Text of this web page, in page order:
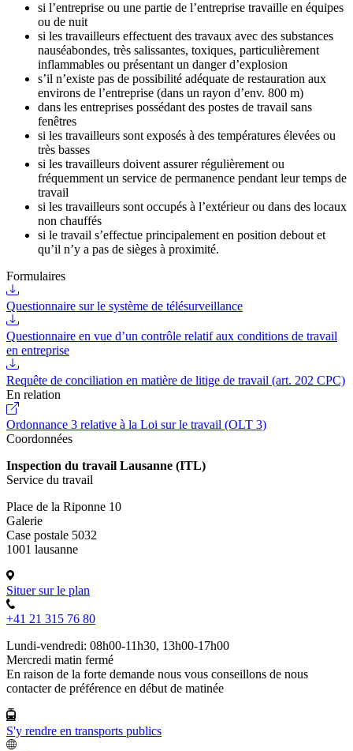
si l’entreprise ou une partie de l’entreprise travaille en équipes
ou de nuit
si les travailleurs effectuent des travaux avec des substances
nauséabondes, très salissantes, toxiques, particulièrement
inflammables ou présentant un danger d’explosion
s’il n’existe pas de possibilité adéquate de restauration aux
environs de l’entreprise (dans un rayon d’env. 800 m)
dans les entreprises possédant des postes de travail sans
fenêtres
si les travailleurs sont exposés à des températures élevées ou
très basses
si les travailleurs doivent assurer régulièrement ou
fréquemment un service de permanence pendant leur temps de
travail
si les travailleurs sont occupés à l’extérieur ou dans des locaux
non chauffés
si le travail s’effectue principalement en position debout et
qu’il n’y a pas de sièges à proximité.
Formulaires
Questionnaire sur le système de télésurveillance
Questionnaire en vue d’un contrôle relatif aux conditions de travail
en entreprise
Requête de conciliation en matière de litige de travail (art. 202 CPC)
En relation
Ordonnance 3 relative à la Loi sur le travail (OLT 3)
Coordonnées
Inspection du travail Lausanne (ITL)
Service du travail
Place de la Riponne 10
Galerie
Case postale 5032
1001 lausanne
Situer sur le plan
+41 21 315 76 80
Lundi-vendredi: 08h00-11h30, 13h00-17h00
Mercredi matin fermé
En raison de la forte demande nous vous conseillons de nous
contacter de préférence en début de matinée
S'y rendre en transports publics